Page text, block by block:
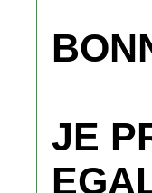
JE